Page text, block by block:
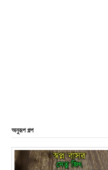
অনুরূপ গল্প